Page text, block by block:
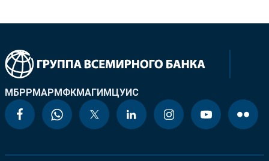
МБРРМАРМФКМАГИМЦУИС